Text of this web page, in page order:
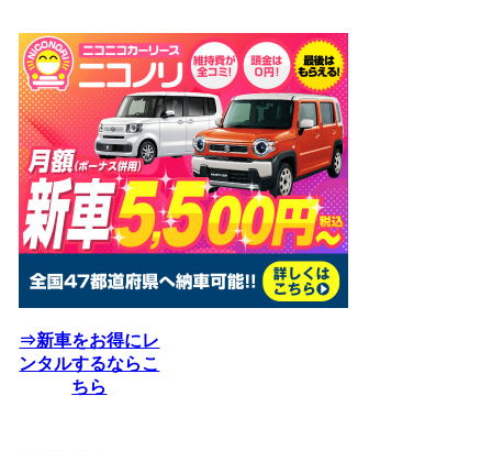
⇒新車をお得にレ
ンタルするならこ
ちら